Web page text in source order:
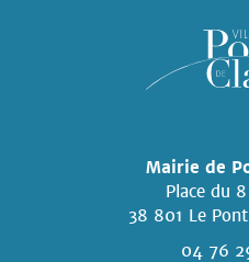
Mairie de
Place du
38 801 Le
04 76